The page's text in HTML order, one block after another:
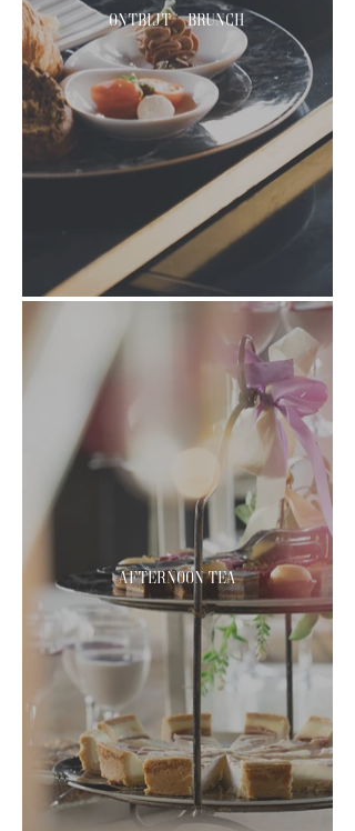
Ontbijt & Brunch
Afternoon Tea